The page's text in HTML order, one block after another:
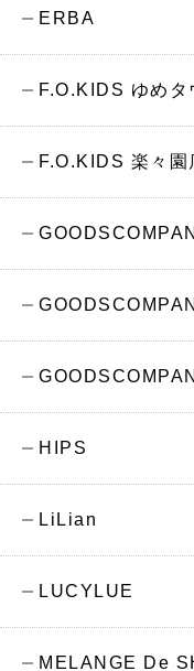
ERBA
F.O.KIDS ゆめタ
F.O.KIDS 楽々園
HIPS
LiLian
LUCYLUE
MELANGE De